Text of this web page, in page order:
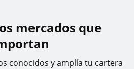
mercados que
conocidos y amplía tu cartera